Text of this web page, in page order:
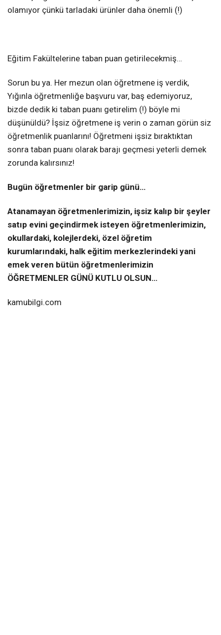
olamıyor çünkü tarladaki ürünler daha önemli (!)
Eğitim Fakültelerine taban puan getirilecekmiş…
Sorun bu ya. Her mezun olan öğretmene iş verdik,
Yığınla öğretmenliğe başvuru var, baş edemiyoruz,
bizde dedik ki taban puanı getirelim (!) böyle mi
düşünüldü? İşsiz öğretmene iş verin o zaman görün siz
öğretmenlik puanlarını! Öğretmeni işsiz bıraktıktan
sonra taban puanı olarak barajı geçmesi yeterli demek
zorunda kalırsınız!
Bugün öğretmenler bir garip günü…
Atanamayan öğretmenlerimizin, işsiz kalıp bir şeyler
satıp evini geçindirmek isteyen öğretmenlerimizin,
okullardaki, kolejlerdeki, özel öğretim
kurumlarındaki, halk eğitim merkezlerindeki yani
emek veren bütün öğretmenlerimizin
ÖĞRETMENLER GÜNÜ KUTLU OLSUN…
kamubilgi.com